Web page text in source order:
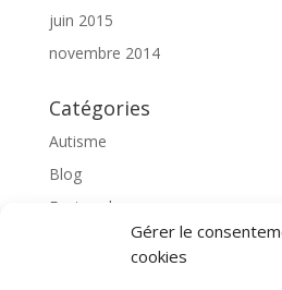
Gérer le
cookies
juin 2015
novembre 2014
Catégories
Autisme
Blog
Featured
l'apprentissage scolaire